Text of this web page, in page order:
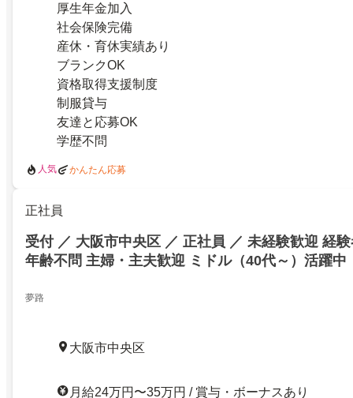
厚生年金加入
社会保険完備
産休・育休実績あり
ブランクOK
資格取得支援制度
制服貸与
友達と応募OK
学歴不問
人気 かんたん応募
正社員
受付 ／ 大阪市中央区 ／ 正社員 ／ 未経験歓迎 経
年齢不問 主婦・主夫歓迎 ミドル（40代～）活躍中
夢路
大阪市中央区
月給24万円〜35万円 / 賞与・ボーナスあり